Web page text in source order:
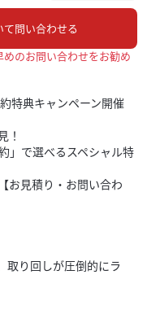
問い合わせる
のお問い合わせをお勧め
特典キャンペーン開催
！
」で選べるスペシャル特
お見積り・お問い合わ
取り回しが圧倒的にラ